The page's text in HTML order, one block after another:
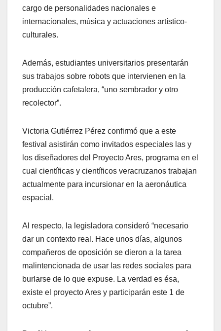
cargo de personalidades nacionales e
internacionales, música y actuaciones artístico-
culturales.
Además, estudiantes universitarios presentarán
sus trabajos sobre robots que intervienen en la
producción cafetalera, “uno sembrador y otro
recolector”.
Victoria Gutiérrez Pérez confirmó que a este
festival asistirán como invitados especiales las y
los diseñadores del Proyecto Ares, programa en el
cual científicas y científicos veracruzanos trabajan
actualmente para incursionar en la aeronáutica
espacial.
Al respecto, la legisladora consideró “necesario
dar un contexto real. Hace unos días, algunos
compañeros de oposición se dieron a la tarea
malintencionada de usar las redes sociales para
burlarse de lo que expuse. La verdad es ésa,
existe el proyecto Ares y participarán este 1 de
octubre”.